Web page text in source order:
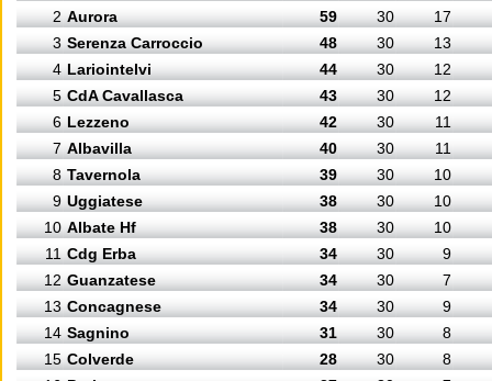
2 Aurora 59 30
17
3 Serenza Carroccio 48 30
13
4 Lariointelvi 44 30
12
5 CdA Cavallasca 43 30
12
6 Lezzeno 42 30
11
7 Albavilla 40 30
11
8 Tavernola 39 30
10
9 Uggiatese 38 30
10
10 Albate Hf 38 30
10
11 Cdg Erba 34 30
9
12 Guanzatese 34 30 7
13 Concagnese 34 30
9
14 Sagnino 31 30
8
15 Colverde 28 30
8